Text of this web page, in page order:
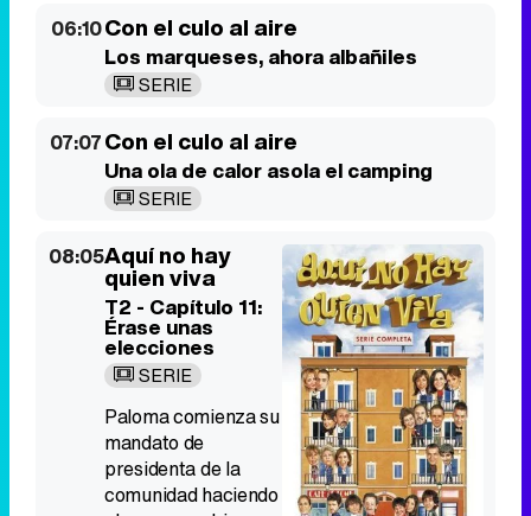
06:10Con el culo al aire
Los marqueses, ahora albañiles
SERIE
07:07Con el culo al aire
Una ola de calor asola el camping
SERIE
08:05Aquí no hay
quien viva
T2 - Capítulo 11:
Érase unas
elecciones
SERIE
Paloma comienza su
mandato de
presidenta de la
comunidad haciendo